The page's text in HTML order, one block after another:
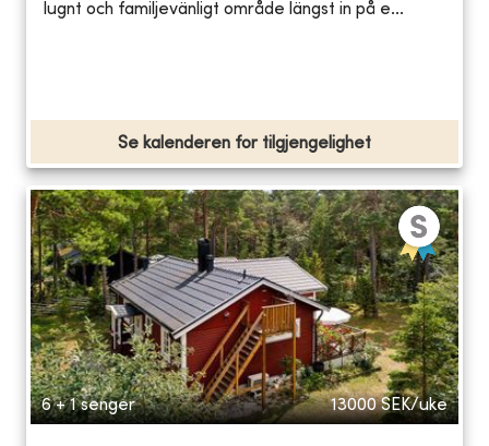
lugnt och familjevänligt område längst in på e...
Se kalenderen for tilgjengelighet
6 + 1 senger 13000 SEK/uke